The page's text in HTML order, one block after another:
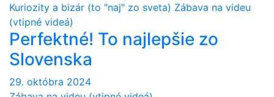
Kuriozity a bizár (to "naj" zo sveta) Zábava na videu
(vtipné videá)
Perfektné! To najlepšie zo
Slovenska
29. októbra 2024